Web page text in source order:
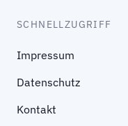
SCHNELLZUGRIFF
Impressum
Datenschutz
Kontakt